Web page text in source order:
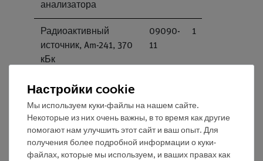
анализатора
Радиоактивный
источник, Am-241, 370
кБк
09090-
11
1
Детектор гамма-
PHYWE Источник
питания, 1,5 кВ
постоянного тока,
09107-
99
1
Настройки cookie
Мы используем куки-файлы на нашем сайте.
Некоторые из них очень важны, в то время как другие
помогают нам улучшить этот сайт и ваш опыт. Для
получения более подробной информации о куки-
файлах, которые мы используем, и ваших правах как